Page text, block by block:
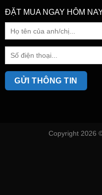
ĐẶT MUA NGAY HÔM
Copyright 2026